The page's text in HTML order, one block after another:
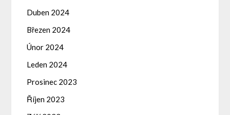
Duben 2024
Březen 2024
Únor 2024
Leden 2024
Prosinec 2023
Říjen 2023